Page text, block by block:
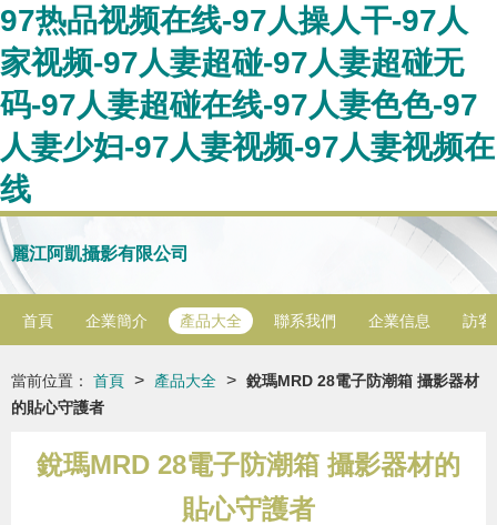
97热品视频在线-97人操人干-97人
家视频-97人妻超碰-97人妻超碰无
码-97人妻超碰在线-97人妻色色-97
人妻少妇-97人妻视频-97人妻视频在
线
麗江阿凱攝影有限公司
首頁 企業簡介 產品大全 聯系我們 企業信息 訪客
當前位置： 首頁 > 產品大全 > 銳瑪MRD 28電子防潮箱 攝影器材
的貼心守護者
銳瑪MRD 28電子防潮箱 攝影器材的
貼心守護者